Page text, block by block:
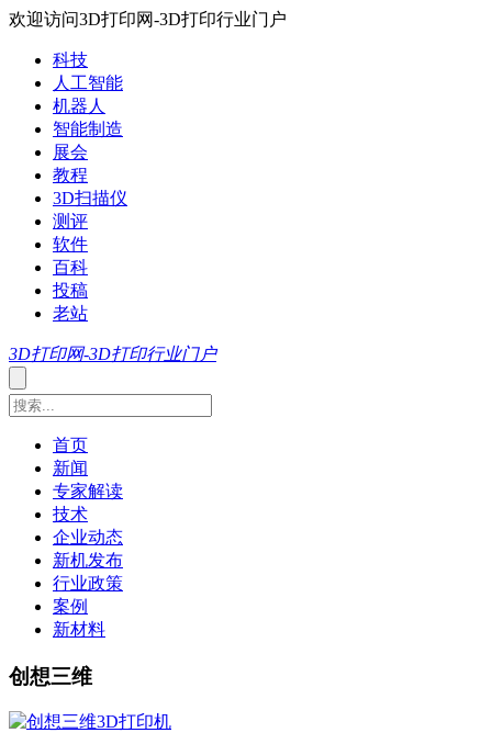
欢迎访问3D打印网-3D打印行业门户
科技
人工智能
机器人
智能制造
展会
教程
3D扫描仪
测评
软件
百科
投稿
老站
3D打印网-3D打印行业门户
首页
新闻
专家解读
技术
企业动态
新机发布
行业政策
案例
新材料
创想三维